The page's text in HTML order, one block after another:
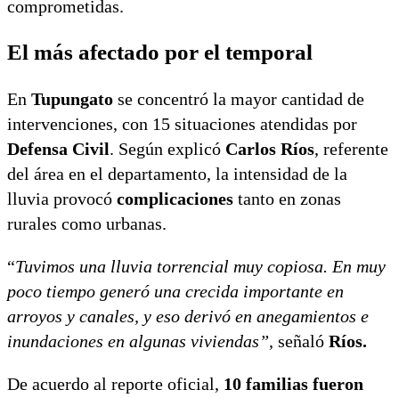
comprometidas.
El más afectado por el temporal
En Tupungato se concentró la mayor cantidad de
intervenciones, con 15 situaciones atendidas por
Defensa Civil. Según explicó Carlos Ríos, referente
del área en el departamento, la intensidad de la
lluvia provocó complicaciones tanto en zonas
rurales como urbanas.
“Tuvimos una lluvia torrencial muy copiosa. En muy
poco tiempo generó una crecida importante en
arroyos y canales, y eso derivó en anegamientos e
inundaciones en algunas viviendas”, señaló Ríos.
De acuerdo al reporte oficial, 10 familias fueron